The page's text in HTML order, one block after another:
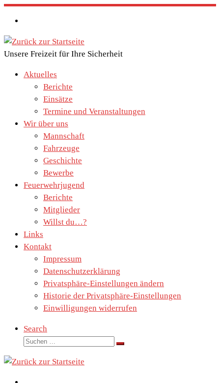
Zum
Inhalt
springen
Unsere Freizeit für Ihre Sicherheit
Aktuelles
Berichte
Einsätze
Termine und Veranstaltungen
Wir über uns
Mannschaft
Fahrzeuge
Geschichte
Bewerbe
Feuerwehrjugend
Berichte
Mitglieder
Willst du…?
Links
Kontakt
Impressum
Datenschutzerklärung
Privatsphäre-Einstellungen ändern
Historie der Privatsphäre-Einstellungen
Einwilligungen widerrufen
Search
Suche
Suchen …